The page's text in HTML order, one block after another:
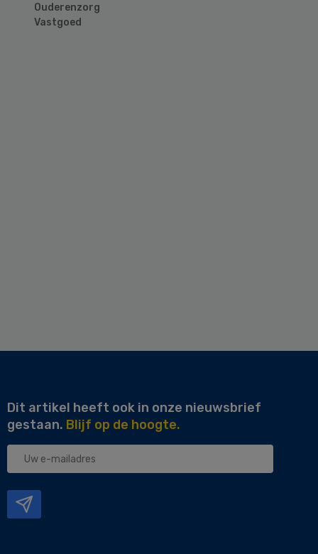
Ouderenzorg
Vastgoed
Dit artikel heeft ook in onze nieuwsbrief
gestaan. Blijf op de hoogte.
Uw